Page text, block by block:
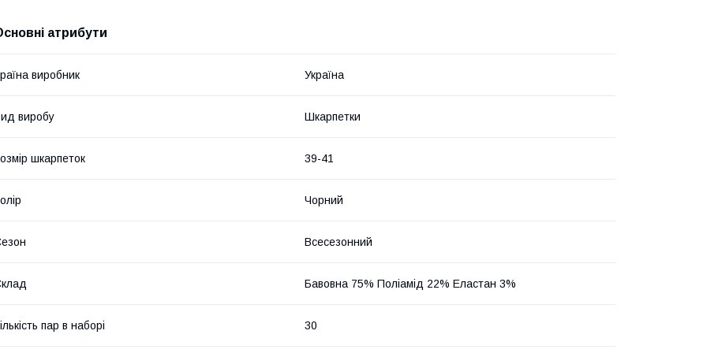
атрибути
виробник Україна
виробу Шкарпетки
шкарпеток 39-41
Чорний
Всесезонний
Бавовна 75% Поліамід 22% Еластан 3%
пар в наборі 30